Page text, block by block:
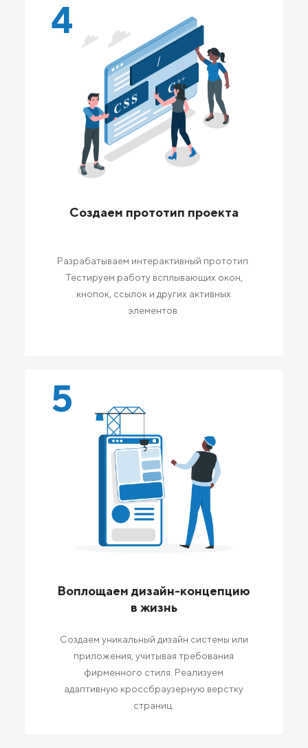
4
Создаем прототип проекта
Разрабатываем интерактивный прототип.
Тестируем работу всплывающих окон,
кнопок, ссылок и других активных
элементов.
5
Воплощаем дизайн-концепцию
в жизнь
Создаем уникальный дизайн системы или
приложения, учитывая требования
фирменного стиля. Реализуем
адаптивную кроссбраузерную верстку
страниц.